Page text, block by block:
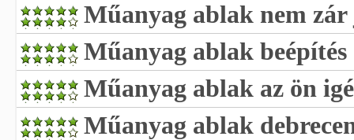
Műanyag ablak nem
Műanyag ablak beépítés
Műanyag ablak az ön
Műanyag ablak